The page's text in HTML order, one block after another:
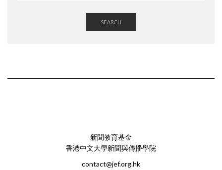
SEARCH
新聞教育基金
香港中文大學新聞與傳播學院
contact@jef.org.hk